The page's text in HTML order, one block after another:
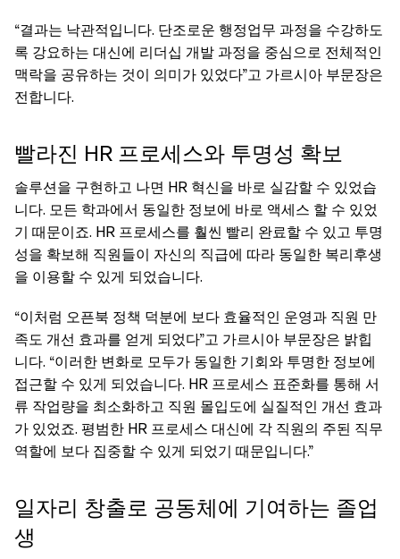
“결과는 낙관적입니다. 단조로운 행정업무 과정을 수강하도
록 강요하는 대신에 리더십 개발 과정을 중심으로 전체적인
맥락을 공유하는 것이 의미가 있었다”고 가르시아 부문장은
전합니다.
빨라진 HR 프로세스와 투명성 확보
솔루션을 구현하고 나면 HR 혁신을 바로 실감할 수 있었습
니다. 모든 학과에서 동일한 정보에 바로 액세스 할 수 있었
기 때문이죠. HR 프로세스를 훨씬 빨리 완료할 수 있고 투명
성을 확보해 직원들이 자신의 직급에 따라 동일한 복리후생
을 이용할 수 있게 되었습니다.
“이처럼 오픈북 정책 덕분에 보다 효율적인 운영과 직원 만
족도 개선 효과를 얻게 되었다”고 가르시아 부문장은 밝힙
니다. “이러한 변화로 모두가 동일한 기회와 투명한 정보에
접근할 수 있게 되었습니다. HR 프로세스 표준화를 통해 서
류 작업량을 최소화하고 직원 몰입도에 실질적인 개선 효과
가 있었죠. 평범한 HR 프로세스 대신에 각 직원의 주된 직무
역할에 보다 집중할 수 있게 되었기 때문입니다.”
일자리 창출로 공동체에 기여하는 졸업
생